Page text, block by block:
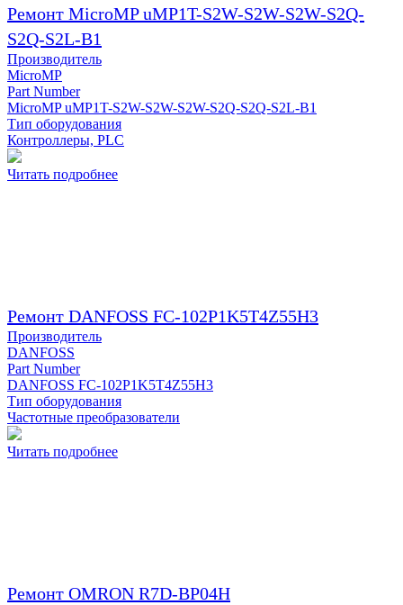
Ремонт MicroMP uMP1T-S2W-S2W-S2W-S2Q-
S2Q-S2L-B1
Производитель
MicroMP
Part Number
MicroMP uMP1T-S2W-S2W-S2W-S2Q-S2Q-S2L-B1
Тип оборудования
Контроллеры, PLC
Читать подробнее
Ремонт DANFOSS FC-102P1K5T4Z55H3
Производитель
DANFOSS
Part Number
DANFOSS FC-102P1K5T4Z55H3
Тип оборудования
Частотные преобразователи
Читать подробнее
Ремонт OMRON R7D-BP04H